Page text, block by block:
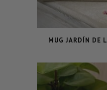
MUG JARDÍN DE